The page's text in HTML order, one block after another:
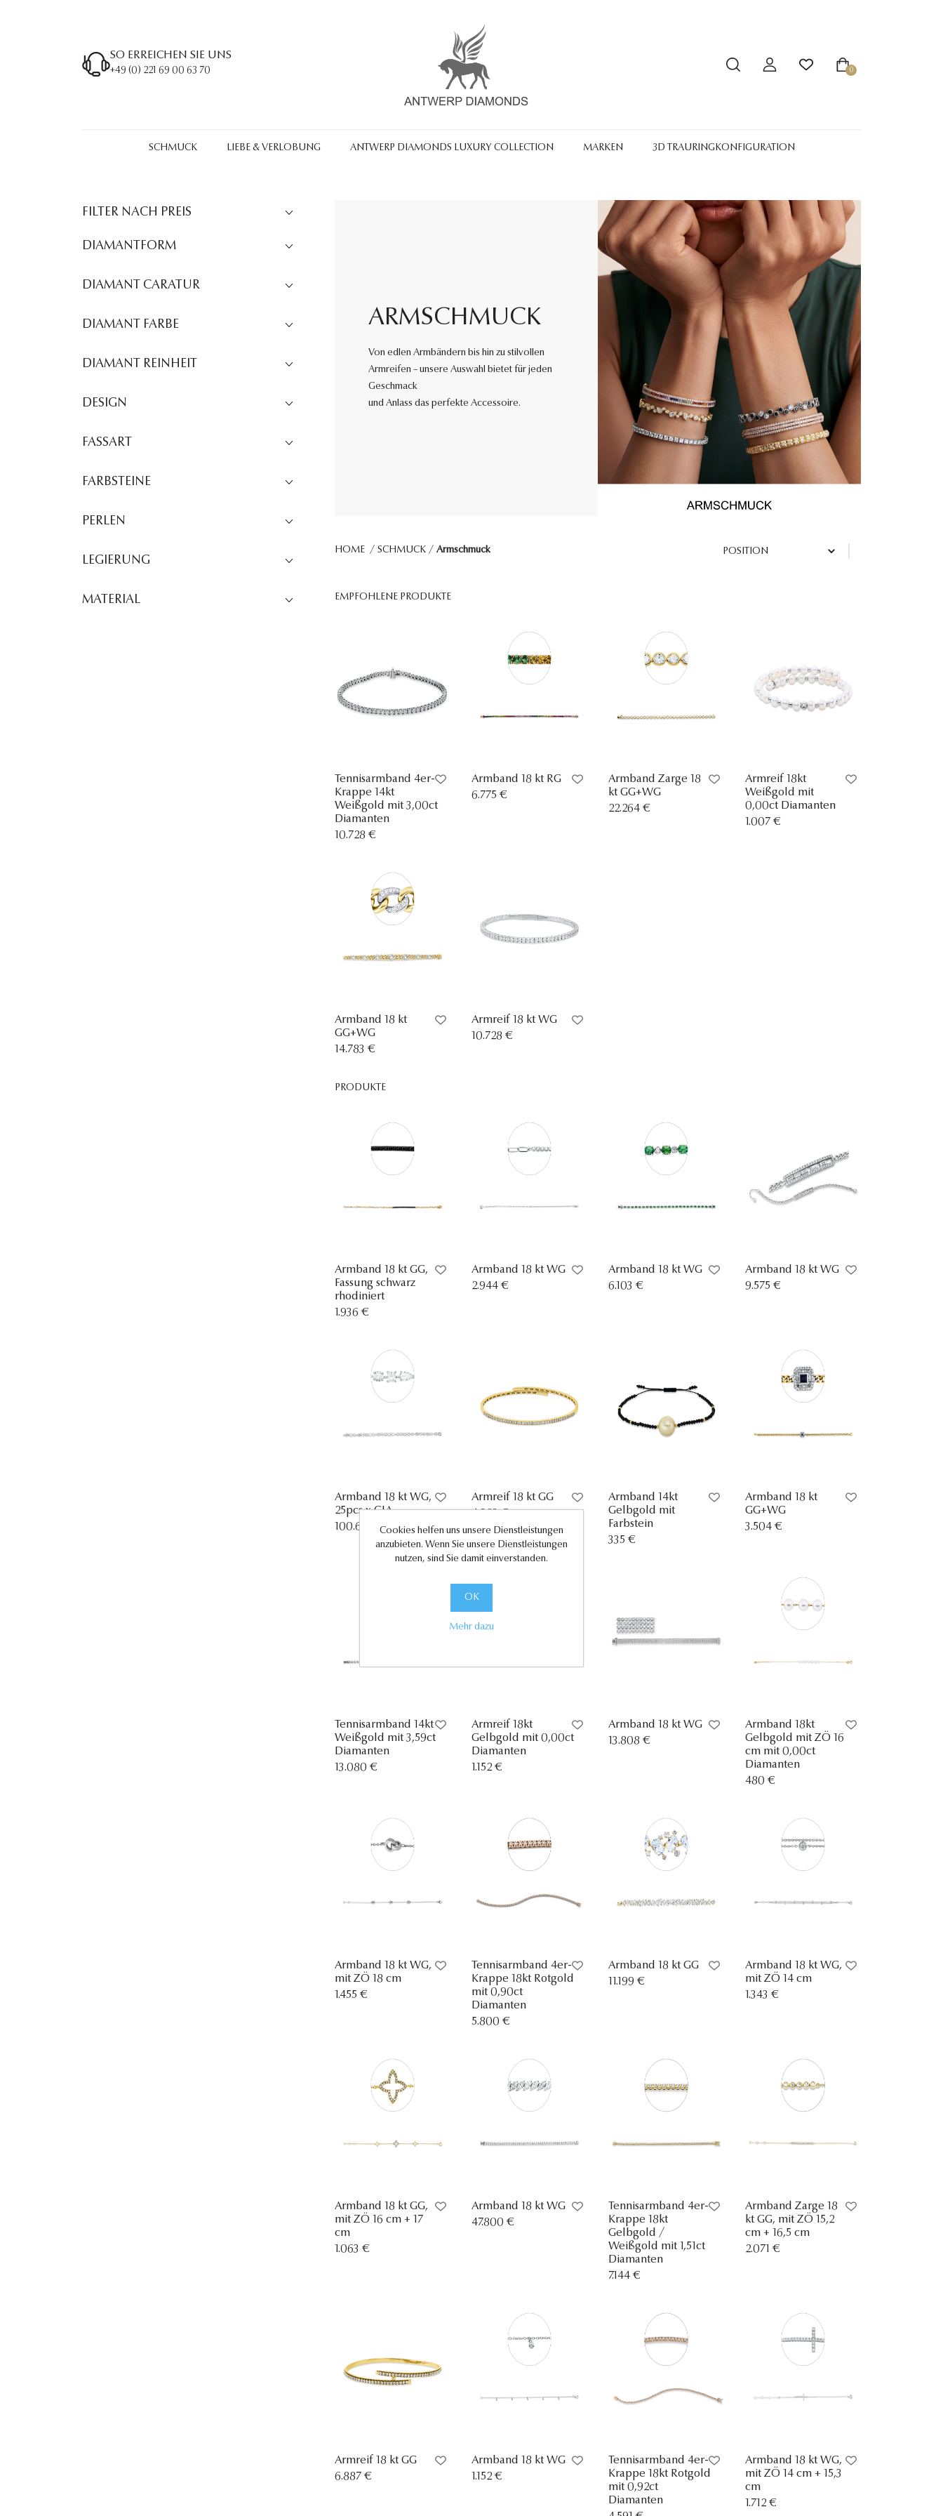
SO ERREICHEN SIE UNS
+49 (0) 221 69 00 63 70 0
SCHMUCK LIEBE & VERLOBUNG ANTWERP DIAMONDS LUXURY COLLECTION MARKEN 3D TRAURINGKONFIGURATION
FILTER NACH PREIS
DIAMANTFORM
DIAMANT CARATUR
DIAMANT FARBE
DIAMANT REINHEIT
DESIGN
FASSART
FARBSTEINE
PERLEN
LEGIERUNG
MATERIAL
ARMSCHMUCK
Von edlen Armbändern bis hin zu stilvollen
Armreifen – unsere Auswahl bietet für jeden
Geschmack
und Anlass das perfekte Accessoire.
HOME / SCHMUCK / Armschmuck
EMPFOHLENE PRODUKTE
Tennisarmband 4er-
Krappe 14kt
Weißgold mit 3,00ct
Diamanten
10.728 €
Armband 18 kt RG
6.775 €
Armband Zarge 18
kt GG+WG
22.264 €
Armreif 18kt
Weißgold mit
0,00ct Diamanten
1.007 €
Armband 18 kt
GG+WG
14.783 €
Armreif 18 kt WG
10.728 €
PRODUKTE
Armband 18 kt GG,
Fassung schwarz
rhodiniert
1.936 €
Armband 18 kt WG
2.944 €
Armband 18 kt WG
6.103 €
Armband 18 kt WG
9.575 €
Armband 18 kt WG,
25pcs x GIA
100.631 €
Armreif 18 kt GG
4.983 €
Armband 14kt
Gelbgold mit
Farbstein
335 €
Armband 18 kt
GG+WG
3.504 €
Tennisarmband 14kt
Weißgold mit 3,59ct
Diamanten
13.080 €
Armreif 18kt
Gelbgold mit 0,00ct
Diamanten
1.152 €
Armband 18 kt WG
13.808 €
Armband 18kt
Gelbgold mit ZÖ 16
cm mit 0,00ct
Diamanten
480 €
Armband 18 kt WG,
mit ZÖ 18 cm
1.455 €
Tennisarmband 4er-
Krappe 18kt Rotgold
mit 0,90ct
Diamanten
5.800 €
Armband 18 kt GG
11.199 €
Armband 18 kt WG,
mit ZÖ 14 cm
1.343 €
Armband 18 kt GG,
mit ZÖ 16 cm + 17
cm
1.063 €
Armband 18 kt WG
47.800 €
Tennisarmband 4er-
Krappe 18kt
Gelbgold /
Weißgold mit 1,51ct
Diamanten
7.144 €
Armband Zarge 18
kt GG, mit ZÖ 15,2
cm + 16,5 cm
2.071 €
Armreif 18 kt GG
6.887 €
Armband 18 kt WG
1.152 €
Tennisarmband 4er-
Krappe 18kt Rotgold
mit 0,92ct
Diamanten
Armband 18 kt WG,
mit ZÖ 14 cm + 15,3
cm
1.712 €
Cookies helfen uns unsere Dienstleistungen
anzubieten. Wenn Sie unsere Dienstleistungen
nutzen, sind Sie damit einverstanden.
OK
Mehr dazu